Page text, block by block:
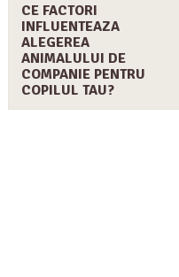
CE FACTORI
INFLUENTEAZA
ALEGEREA
ANIMALULUI DE
COMPANIE PENTRU
COPILUL TAU?